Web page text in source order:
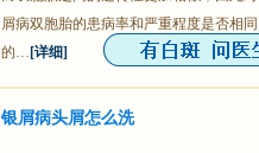
屑病双胞胎的患病率和严重程度是否相
的… [详细]
银屑病头屑怎么洗